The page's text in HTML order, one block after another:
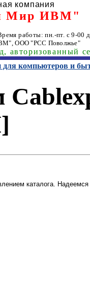
компания
Мир ИВМ"
работы: пн.-пт. с 9-00
, ООО "РСС Поволжье"
авторизованный
для компьютеров и
каталога.